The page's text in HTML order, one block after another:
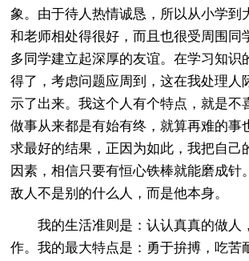
象。由于待人热情诚恳，所以从小学到
和老师相处得很好，而且也很受周围同
多同学建立起深厚的友谊。在学习知识
得了，考虑问题应周到，这在我处理人
示了出来。我这个人有个特点，就是不
做事从来都是有始有终，就算再难的事
求最好的结果，正因为如此，我把自己
因素，相信只要有恒心铁棒就能磨成针
敌人不是别的什么人，而是他本身。
我的生活准则是：认认真真的做人
作。我的最大特点是：勇于拚搏，吃苦